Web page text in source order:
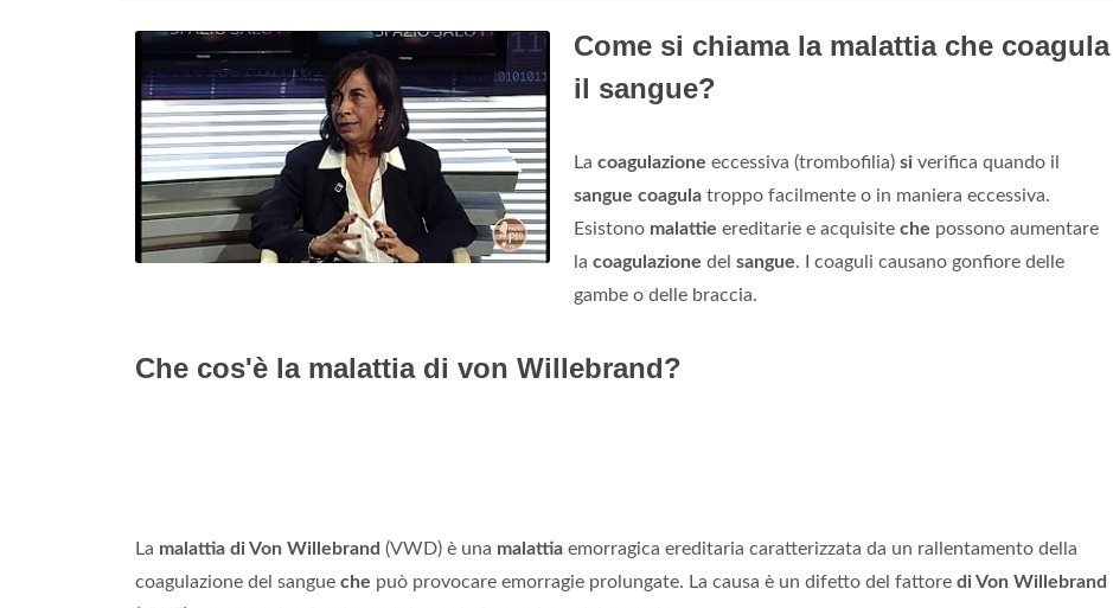
Come si chiama la malattia che coagula
il sangue?
La coagulazione eccessiva (trombofilia) si verifica quando il
sangue coagula troppo facilmente o in maniera eccessiva.
Esistono malattie ereditarie e acquisite che possono aumentare
la coagulazione del sangue. I coaguli causano gonfiore delle
gambe o delle braccia.
Che cos'è la malattia di von Willebrand?
La malattia di Von Willebrand (VWD) è una malattia emorragica ereditaria caratterizzata da un rallentamento della
coagulazione del sangue che può provocare emorragie prolungate. La causa è un difetto del fattore di Von Willebrand